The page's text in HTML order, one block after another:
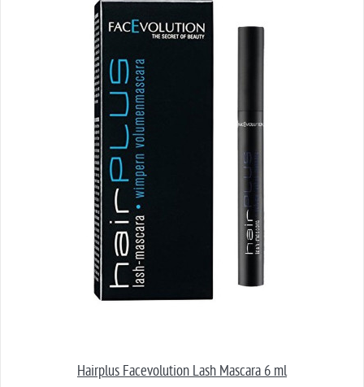
Hairplus Facevolution Lash Mascara 6 ml